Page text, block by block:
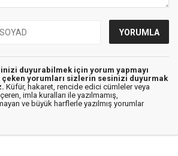
duyurabilmek için yorum yapmayı
çeken yorumları sizlerin sesinizi duyurmak
Küfür, hakaret, rencide edici cümleler veya
imla kuralları ile yazılmamış,
ve büyük harflerle yazılmış yorumlar